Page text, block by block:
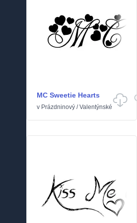
MC Sweetie Hearts
v Prázdninový /Valentýnské